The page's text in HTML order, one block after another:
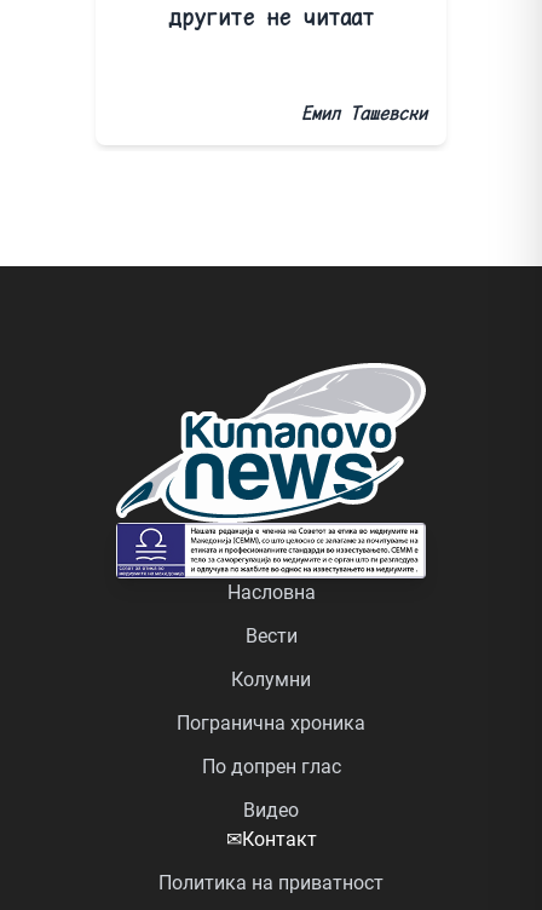
другите не читаат
Емил Ташевски
Насловна
Вести
Колумни
Погранична хроника
По допрен глас
Видео
✉Контакт
Политика на приватност